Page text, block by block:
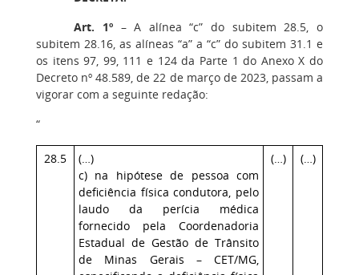
Art. 1º– A alínea “c” do subitem 28.5, o
subitem 28.16, as alíneas “a” a “c” do subitem 31.1 e
os itens 97, 99, 111 e 124 da Parte 1 do Anexo X do
Decreto nº 48.589, de 22 de março de 2023, passam a
vigorar com a seguinte redação:
“
28.5
(…)
c) na hipótese de pessoa com
deficiência física condutora, pelo
laudo da perícia médica
fornecido pela Coordenadoria
Estadual de Gestão de Trânsito
de Minas Gerais – CET/MG,
(…) (…)